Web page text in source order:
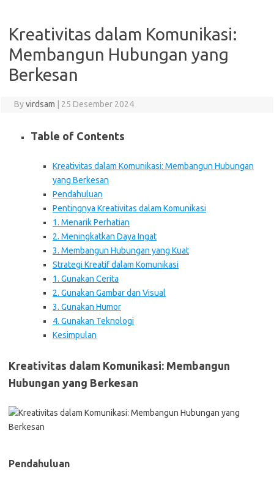
Kreativitas dalam Komunikasi:
Membangun Hubungan yang
Berkesan
Byvirdsam 25 Desember 2024
Table of Contents
Kreativitas dalam Komunikasi: Membangun Hubungan
yang Berkesan
Pendahuluan
Pentingnya Kreativitas dalam Komunikasi
1. Menarik Perhatian
2. Meningkatkan Daya Ingat
3. Membangun Hubungan yang Kuat
Strategi Kreatif dalam Komunikasi
1. Gunakan Cerita
2. Gunakan Gambar dan Visual
3. Gunakan Humor
4. Gunakan Teknologi
Kesimpulan
Kreativitas dalam Komunikasi: Membangun
Hubungan yang Berkesan
Pendahuluan